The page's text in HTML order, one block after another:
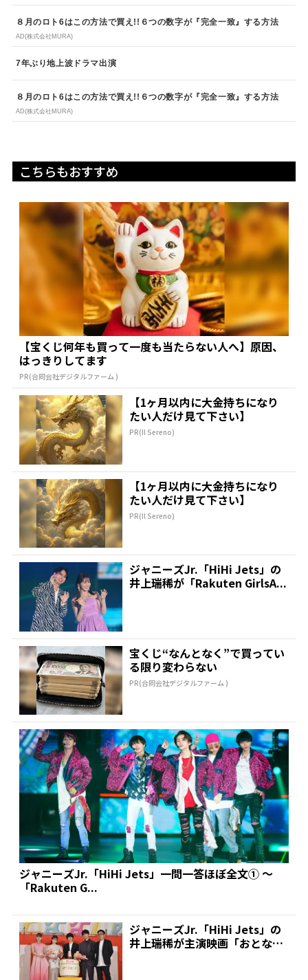
８月のロト6はこの方法で買え!!６つの数字が『完全一致』する方法
AD(株式会社MURA)
7年ぶり地上波ドラマ出演
８月のロト6はこの方法で買え!!６つの数字が『完全一致』する方法
AD(株式会社MURA)
こちらもおすすめ
【宝くじ何年も買って一度も当たらない人へ】原因、
はっきりしてます
PR(合同会社デジタルファーム )
【1ヶ月以内に大金持ちになり
たい人だけ見て下さい】
PR(Il Sereno)
【1ヶ月以内に大金持ちになり
たい人だけ見て下さい】
PR(Il Sereno)
ジャニーズJr.「HiHi Jets」の
井上瑞稀が「Rakuten GirlsA...
宝くじ“なんとなく”で買ってい
る限り変わらない
PR(合同会社デジタルファーム )
ジャニーズJr.「HiHi Jets」一問一答ほぼ全文① ～
「Rakuten G...
ジャニーズJr.「HiHi Jets」の
井上瑞稀が主演映画「おとなな